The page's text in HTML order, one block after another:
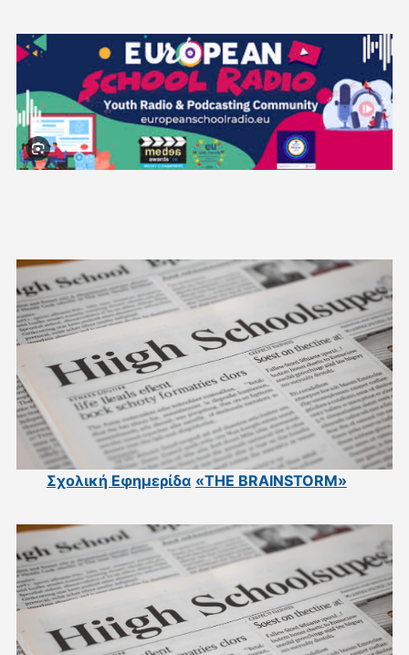
Σχολική Εφημερίδα «THE BRAINSTORM»